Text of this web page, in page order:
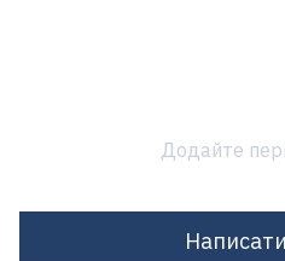
Додайте